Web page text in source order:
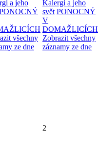
a jeho
všechny
ze dne
Kalergi a jeho
svět PONOCNÝ
V
DOMAŽLICÍCH
Zobrazit všechny
záznamy ze dne
2